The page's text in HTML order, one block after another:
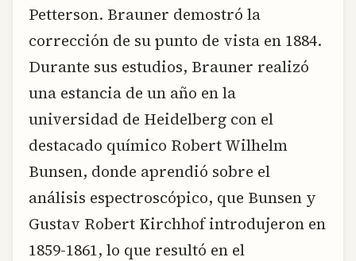
Petterson. Brauner demostró la
corrección de su punto de vista en 1884.
Durante sus estudios, Brauner realizó
una estancia de un año en la
universidad de Heidelberg con el
destacado químico Robert Wilhelm
Bunsen, donde aprendió sobre el
análisis espectroscópico, que Bunsen y
Gustav Robert Kirchhof introdujeron en
1859-1861, lo que resultó en el